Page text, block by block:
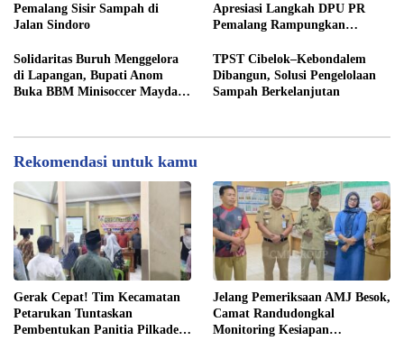
Pemalang Sisir Sampah di
Jalan Sindoro
Apresiasi Langkah DPU PR
Pemalang Rampungkan
Solidaritas Buruh Menggelora
di Lapangan, Bupati Anom
Buka BBM Minisoccer Mayday
TPST Cibelok–Kebondalem
Dibangun, Solusi Pengelolaan
Sampah Berkelanjutan
Rekomendasi untuk kamu
Gerak Cepat! Tim Kecamatan
Petarukan Tuntaskan
Pembentukan Panitia Pilkades
Jelang Pemeriksaan AMJ Besok,
Camat Randudongkal
Monitoring Kesiapan